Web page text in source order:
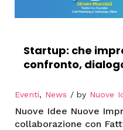
Startup: che
confronto,
Eventi, News by Nuove
Nuove Idee Nuove
collaborazione con